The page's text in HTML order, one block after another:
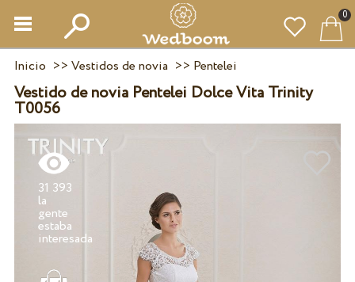
0
Inicio >> Vestidos de novia >> Pentelei
Vestido de novia Pentelei Dolce Vita Trinity
T0056
31 393
la
gente
estaba